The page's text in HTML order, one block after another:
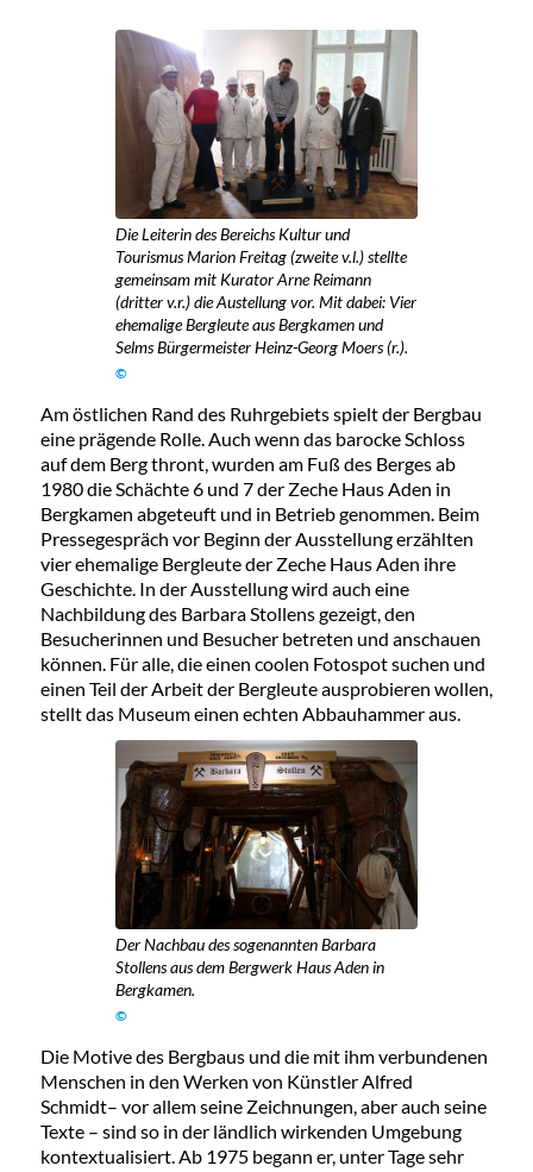
Die Leiterin des Bereichs Kultur und
Tourismus Marion Freitag (zweite v.l.) stellte
gemeinsam mit Kurator Arne Reimann
(dritter v.r.) die Austellung vor. Mit dabei: Vier
ehemalige Bergleute aus Bergkamen und
Selms Bürgermeister Heinz-Georg Moers (r.).
©
Am östlichen Rand des Ruhrgebiets spielt der Bergbau
eine prägende Rolle. Auch wenn das barocke Schloss
auf dem Berg thront, wurden am Fuß des Berges ab
1980 die Schächte 6 und 7 der Zeche Haus Aden in
Bergkamen abgeteuft und in Betrieb genommen. Beim
Pressegespräch vor Beginn der Ausstellung erzählten
vier ehemalige Bergleute der Zeche Haus Aden ihre
Geschichte. In der Ausstellung wird auch eine
Nachbildung des Barbara Stollens gezeigt, den
Besucherinnen und Besucher betreten und anschauen
können. Für alle, die einen coolen Fotospot suchen und
einen Teil der Arbeit der Bergleute ausprobieren wollen,
stellt das Museum einen echten Abbauhammer aus.
Der Nachbau des sogenannten Barbara
Stollens aus dem Bergwerk Haus Aden in
Bergkamen.
©
Die Motive des Bergbaus und die mit ihm verbundenen
Menschen in den Werken von Künstler Alfred
Schmidt– vor allem seine Zeichnungen, aber auch seine
Texte – sind so in der ländlich wirkenden Umgebung
kontextualisiert. Ab 1975 begann er, unter Tage sehr